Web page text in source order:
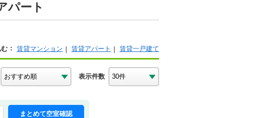
パート
賃貸マンション 賃貸アパート 賃貸一戸建て
表示件数
まとめて空室確認